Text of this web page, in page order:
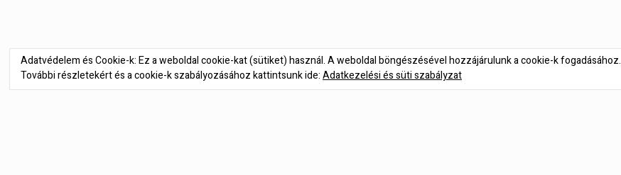
Adatvédelem és Cookie-k: Ez a weboldal cookie-kat (sütiket) használ. A weboldal böngészésével hozzájárulunk a cookie-k fogadásához.
További részletekért és a cookie-k szabályozásához kattintsunk ide:Adatkezelési és süti szabályzat